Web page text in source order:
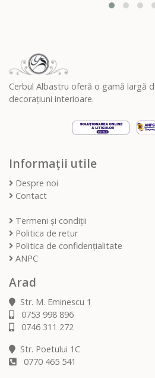
Cerbul Albastru oferă o gamă largă
decorațiuni interioare.
Informații utile
Despre noi
Contact
Termeni și condiții
Politica de retur
Politica de confidențialitate
ANPC
Arad
Str. M. Eminescu 1
0753 998 896
0746 311 272
Str. Poetului 1C
0770 465 541